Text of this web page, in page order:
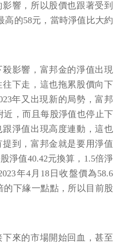
響，所以股價也跟著受到
高的58元，當時淨值比大約
影響，富邦金的淨值出現
下走，這也拖累股價向下
年又出現新的局勢，富邦
近，而且每股淨值也停止下
淨值出現高度連動，這也
到，富邦金就是要用淨值
淨值40.42元換算，1.5倍淨
年4月18日收盤價為58.6
的下緣一點點，所以目前股
來的市場開始回血，甚至